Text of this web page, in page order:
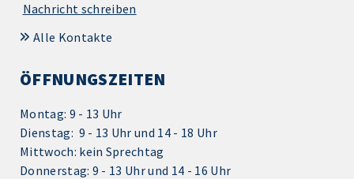
Nachricht schreiben
Alle Kontakte
ÖFFNUNGSZEITEN
Montag: 9 - 13 Uhr
Dienstag: 9 - 13 Uhr und 14 - 18 Uhr
Mittwoch: kein Sprechtag
Donnerstag: 9 - 13 Uhr und 14 - 16 Uhr